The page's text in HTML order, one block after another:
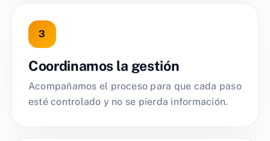
Coordinamos la gestión
Acompañamos el proceso para que cada paso
esté controlado y no se pierda información.